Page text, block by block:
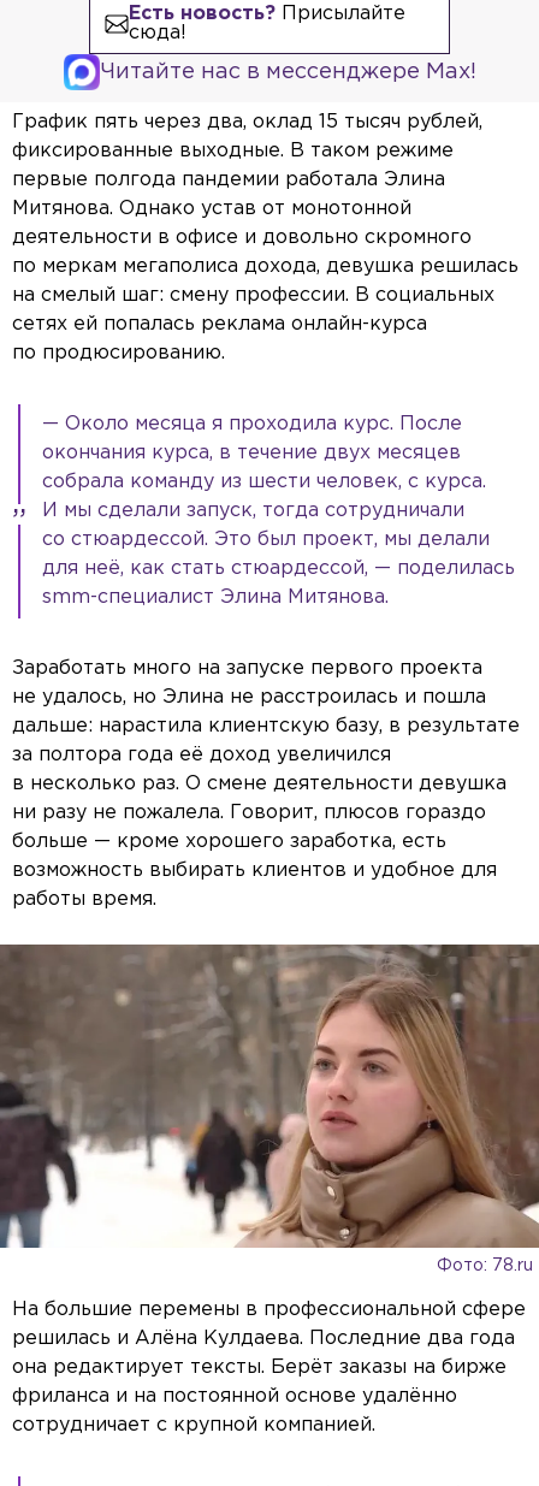
Есть новость?Присылайте
сюда!
Читайте нас в мессенджере Max!
График пять через два, оклад 15 тысяч рублей,
фиксированные выходные. В таком режиме
первые полгода пандемии работала Элина
Митянова. Однако устав от монотонной
деятельности в офисе и довольно скромного
по меркам мегаполиса дохода, девушка решилась
на смелый шаг: смену профессии. В социальных
сетях ей попалась реклама онлайн-курса
по продюсированию.
— Около месяца я проходила курс. После
окончания курса, в течение двух месяцев
собрала команду из шести человек, с курса.
И мы сделали запуск, тогда сотрудничали
со стюардессой. Это был проект, мы делали
для неё, как стать стюардессой, — поделилась
smm-специалист Элина Митянова.
Заработать много на запуске первого проекта
не удалось, но Элина не расстроилась и пошла
дальше: нарастила клиентскую базу, в результате
за полтора года её доход увеличился
в несколько раз. О смене деятельности девушка
ни разу не пожалела. Говорит, плюсов гораздо
больше — кроме хорошего заработка, есть
возможность выбирать клиентов и удобное для
работы время.
Фото: 78.ru
На большие перемены в профессиональной сфере
решилась и Алёна Кулдаева. Последние два года
она редактирует тексты. Берёт заказы на бирже
фриланса и на постоянной основе удалённо
сотрудничает с крупной компанией.